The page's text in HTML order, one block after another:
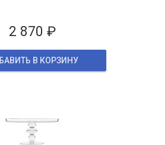
2 870 ₽
В КОРЗИНУ